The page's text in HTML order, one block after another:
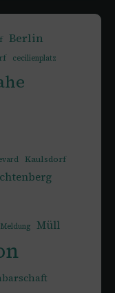
Berlin
cecilienplatz
Kaulsdorf
Meldung Müll